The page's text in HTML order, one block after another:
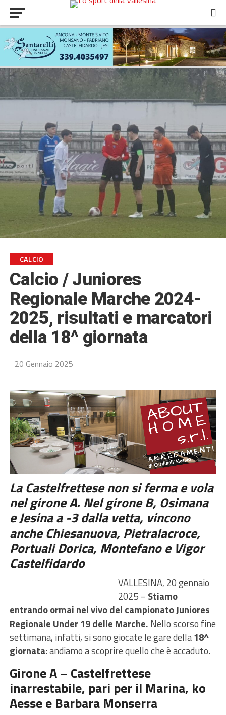
CALCIO
Calcio / Juniores
Regionale Marche 2024-
2025, risultati e marcatori
della 18^ giornata
20 Gennaio 2025
La Castelfrettese non si ferma e vola
nel girone A. Nel girone B, Osimana
e Jesina a -3 dalla vetta, vincono
anche Chiesanuova, Pietralacroce,
Portuali Dorica, Montefano e Vigor
Castelfidardo
VALLESINA, 20 gennaio
2025 – Stiamo
entrando ormai nel vivo del campionato Juniores
Regionale Under 19 delle Marche. Nello scorso fine
settimana, infatti, si sono giocate le gare della18^
giornata: andiamo a scoprire quello che è accaduto.
Girone A – Castelfrettese
inarrestabile, pari per il Marina, ko
Aesse e Barbara Monserra